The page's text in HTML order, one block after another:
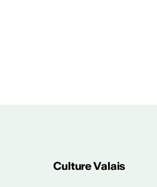
Culture Valais